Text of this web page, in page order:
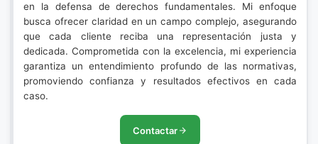
en la defensa de derechos fundamentales. Mi enfoque
busca ofrecer claridad en un campo complejo, asegurando
que cada cliente reciba una representación justa y
dedicada. Comprometida con la excelencia, mi experiencia
garantiza un entendimiento profundo de las normativas,
promoviendo confianza y resultados efectivos en cada
caso.
Contactar